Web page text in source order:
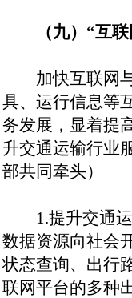
（九）“互联
加快互联网与
具、运行信息等
务发展，显着提
升交通运输行业
部共同牵头）
1.提升交通运
数据资源向社会
状态查询、出行
联网平台的多种